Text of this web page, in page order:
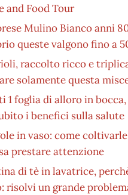
and Food Tour
Mulino Bianco anni
queste valgono fino a
raccolto ricco e
solamente questa
1 foglia di alloro in
i benefici sulla salute
in vaso: come
prestare attenzione
di tè in lavatrice,
risolvi un grande